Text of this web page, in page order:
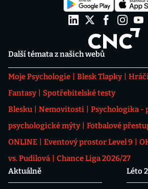
Další témata z našich webů
Moje Psychologie Blesk Tlapky
Fantasy
Spotřebitelské testy
Blesku
Nemovitosti
Psychologika -
psychologické mýty
Fotbalové
ONLINE
Eventový prostor Level 9
vs. Pudilová
Chance Liga 2026/27
Aktuálně
Léto